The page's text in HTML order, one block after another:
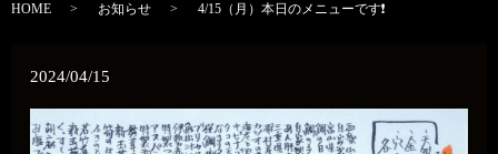
HOME お知らせ 4/15（月）本日のメニューです❗
2024/04/15